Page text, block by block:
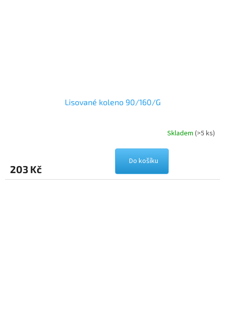
Lisované koleno 90/160/G
Skladem (>5 ks)
203 Kč
Do košíku